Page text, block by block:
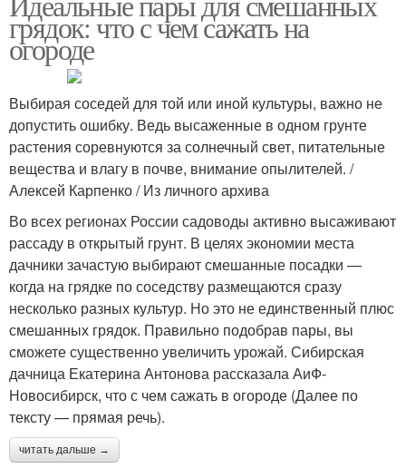
грядок: что с чем сажать на
огороде
Выбирая соседей для той или иной культуры, важно не
допустить ошибку. Ведь высаженные в одном грунте
растения соревнуются за солнечный свет, питательные
вещества и влагу в почве, внимание опылителей. /
Алексей Карпенко / Из личного архива
Во всех регионах России садоводы активно высаживают
рассаду в открытый грунт. В целях экономии места
дачники зачастую выбирают смешанные посадки —
когда на грядке по соседству размещаются сразу
несколько разных культур. Но это не единственный плюс
смешанных грядок. Правильно подобрав пары, вы
сможете существенно увеличить урожай. Сибирская
дачница Екатерина Антонова рассказала АиФ-
Новосибирск, что с чем сажать в огороде (Далее по
тексту — прямая речь).
читать дальше →